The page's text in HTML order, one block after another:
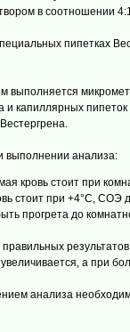
в соотношении
пипетках
выполняется
и капиллярных
выполнении анализа:
кровь стоит при
стоит при +4°С,
прогрета до
а при
анализа